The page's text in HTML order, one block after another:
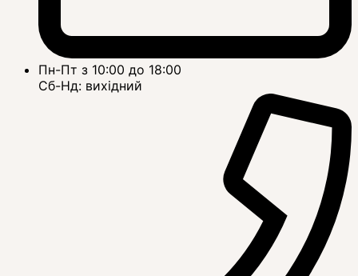
Пн-Пт з 10:00 до 18:00
Сб-Нд: вихідний